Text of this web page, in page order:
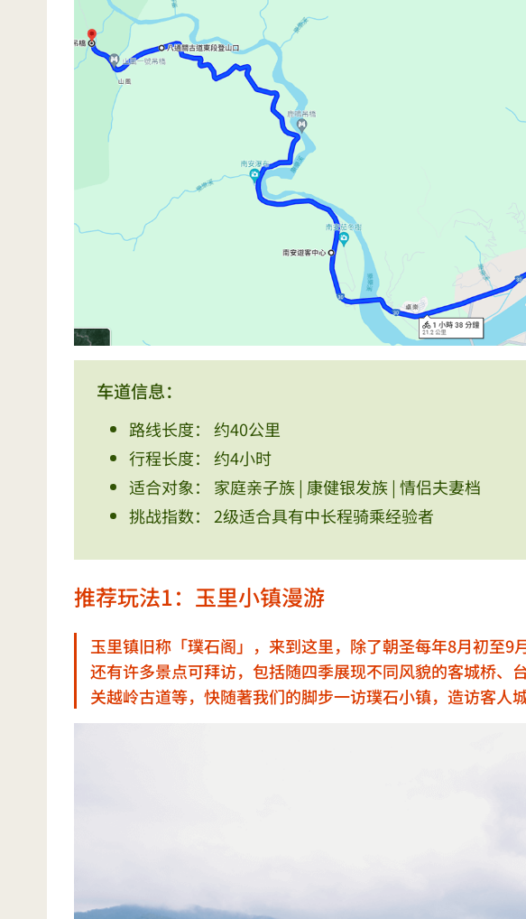
车道信息：
路线长度： 约40公里
行程长度： 约4小时
适合对象： 家庭亲子族 | 康健银发族 | 情侣夫妻档
挑战指数： 2级适合具有中长程骑乘经验者
推荐玩法1：玉里小镇漫游
玉里镇旧称「璞石阁」，来到这里，除了朝圣每年8月初至9
还有许多景点可拜访，包括随四季展现不同风貌的客城桥、
关越岭古道等，快随著我们的脚步一访璞石小镇，造访客人